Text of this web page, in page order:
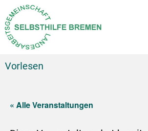
Vorlesen
« Alle Veranstaltungen